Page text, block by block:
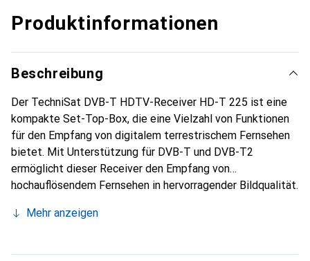
Produktinformationen
Beschreibung
Der TechniSat DVB-T HDTV-Receiver HD-T 225 ist eine
kompakte Set-Top-Box, die eine Vielzahl von Funktionen
für den Empfang von digitalem terrestrischem Fernsehen
bietet. Mit Unterstützung für DVB-T und DVB-T2
ermöglicht dieser Receiver den Empfang von
hochauflösendem Fernsehen in hervorragender Bildqualität.
effiziente Kompression und eine verbesserte Streaming-
Screen-Display (OSD) ausgestattet, das die Navigation
Mehr anzeigen